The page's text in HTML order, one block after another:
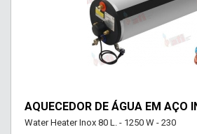
AQUECEDOR DE ÁGUA EM AÇO
Water Heater Inox 80 L. - 1250 W - 230